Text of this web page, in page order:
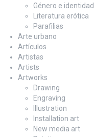
Género e identidad
Literatura erótica
Parafilias
Arte urbano
Artículos
Artistas
Artists
Artworks
Drawing
Engraving
Illustration
Installation art
New media art